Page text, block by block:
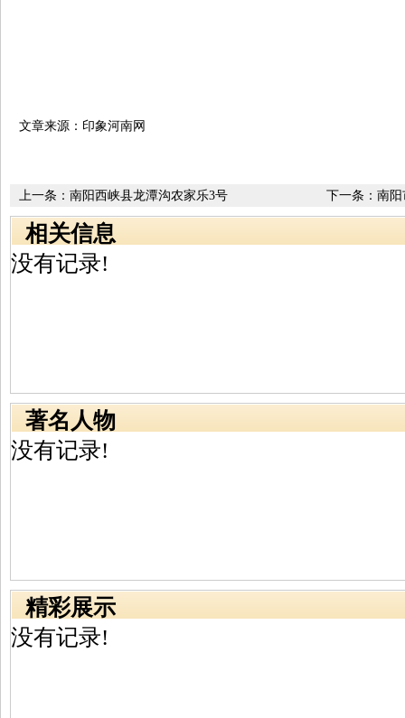
文章来源：印象河南网
下一条： 南阳
上一条： 南阳西峡县龙潭沟农家乐3号
相关信息
没有记录!
著名人物
没有记录!
精彩展示
没有记录!